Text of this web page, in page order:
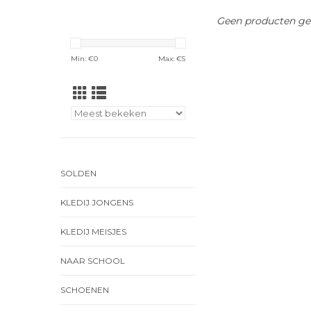
Min: €0 Max: €5
SOLDEN
KLEDIJ JONGENS
KLEDIJ MEISJES
NAAR SCHOOL
SCHOENEN
Geen producten